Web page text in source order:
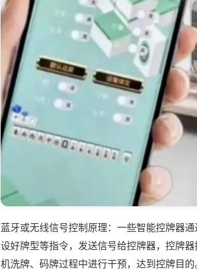
蓝牙或无线信号控制原理：一些智能控牌器
设好牌型等指令，发送信号给控牌器，控牌
机洗牌、码牌过程中进行干预，达到控牌目的